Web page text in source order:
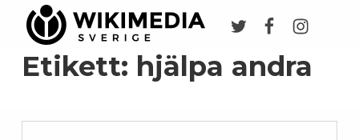
Etikett: hjälpa andra